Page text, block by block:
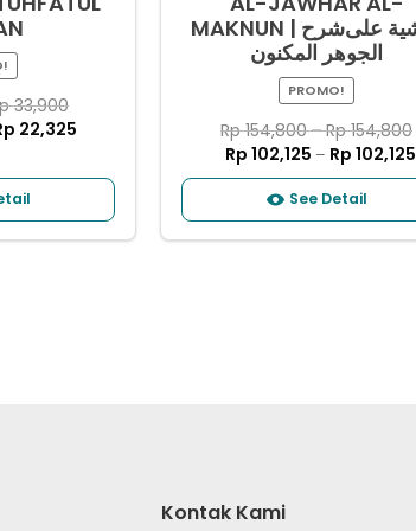
33,900
22,325
MAKNUN | ﺣﺎﺷﻴﺔ ﻋﻠﻰشرح
ﺍﻟﺠﻮﻫﺮ ﺍﻟﻤﻜﻨﻮﻥ
PROMO!
Rp154,800–Rp154,800
Rp 102,125 – Rp 102,125
See Detail
Kontak Kami